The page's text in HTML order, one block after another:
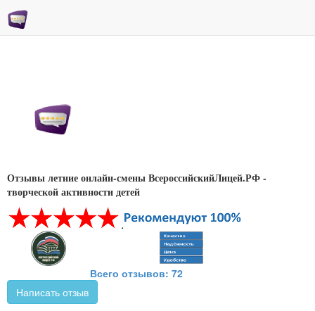
Отзывы летние онлайн-смены ВсероссийскийЛицей.РФ -
творческой активности детей
Всего отзывов: 72
Написать отзыв